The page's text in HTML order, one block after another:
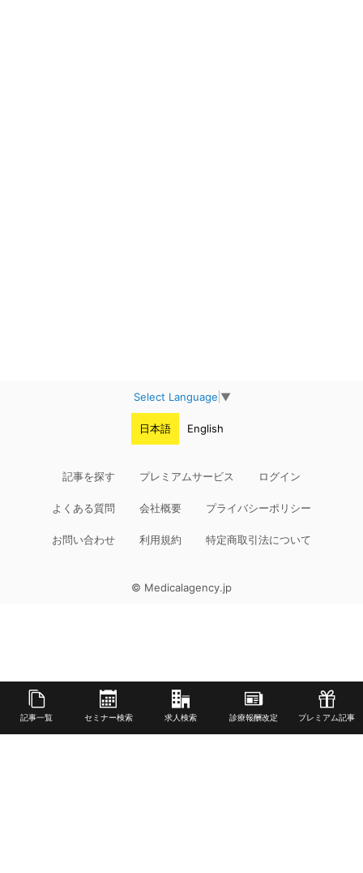
記事一覧 セミナー検索 求人検索 診療報酬改定 プレミアム記事
Select Language ▼
日本語 English
記事を探す プレミアムサービス ログイン
よくある質問 会社概要 プライバシーポリシー
お問い合わせ 利用規約 特定商取引法について
© Medicalagency.jp